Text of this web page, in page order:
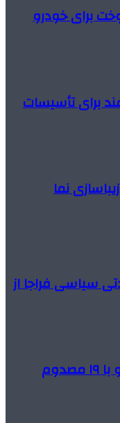
برای خودرو
برای تأسیسات
نما
سیاسی فراجا از